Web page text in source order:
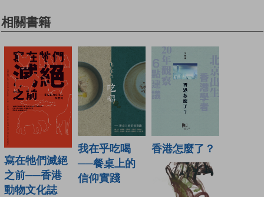
相關書籍
寫在牠們滅絕
之前──香港
動物文化誌
我在乎吃喝
──餐桌上的
信仰實踐
香港怎麼了？